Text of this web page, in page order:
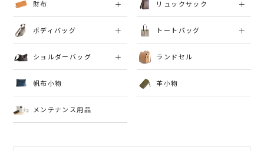
財布 リュックサック
ボディバッグ トートバッグ
ショルダーバッグ ランドセル
帆布小物
メンテナンス用品
革小物